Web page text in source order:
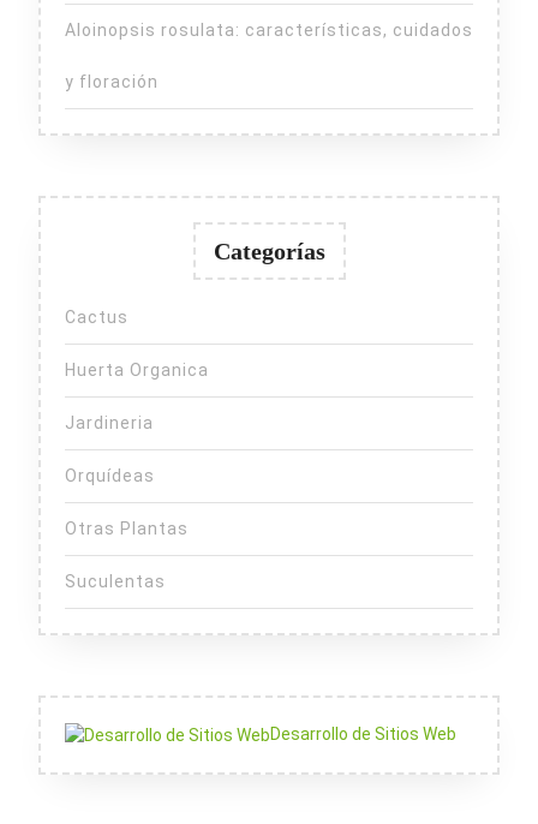
Aloinopsis rosulata: características, cuidados
y floración
Categorías
Cactus
Huerta Organica
Jardineria
Orquídeas
Otras Plantas
Suculentas
Desarrollo de Sitios Web